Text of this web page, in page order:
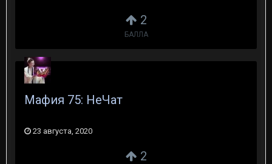
2
БАЛЛА
2
Мафия 75: НеЧат
23 августа, 2020